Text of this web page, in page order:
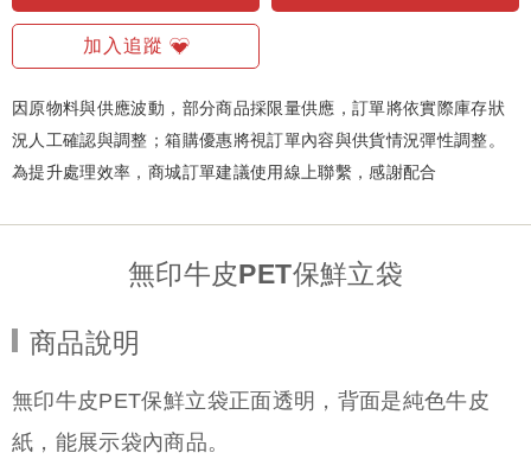
加入追蹤
因原物料與供應波動，部分商品採限量供應，訂單將依實際庫存狀
況人工確認與調整；箱購優惠將視訂單內容與供貨情況彈性調整。
為提升處理效率，商城訂單建議使用線上聯繫，感謝配合
無印牛皮PET保鮮立袋
商品說明
無印牛皮PET保鮮立袋正面透明，背面是純色牛皮
紙，能展示袋內商品。